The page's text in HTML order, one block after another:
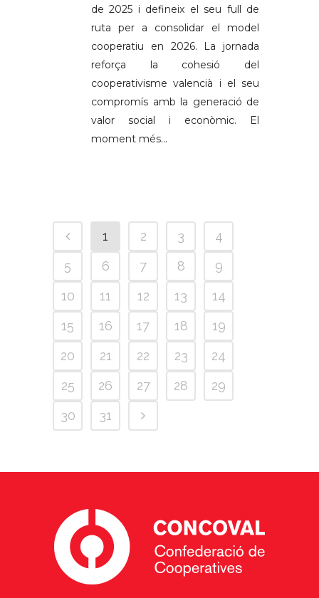
de 2025 i defineix el seu full de
ruta per a consolidar el model
cooperatiu en 2026. La jornada
reforça la cohesió del
cooperativisme valencià i el seu
compromís amb la generació de
valor social i econòmic. El
moment més...
1 2 3
4
5
6 7 8
9
10
11 12 13
14
15
16 17 18
19
20
21 22 23
24
25
26 27 28
29
30
31